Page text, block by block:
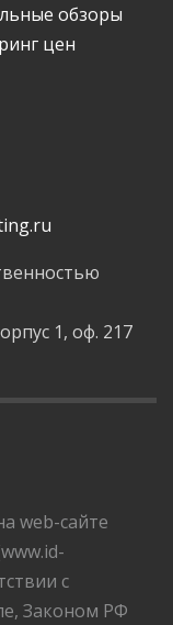
обзоры
цен
1, оф. 217
web-сайте
с
Законом РФ